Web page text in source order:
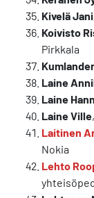
Kivelä Jani
Koivisto
Pirkkala
Laine
Laine
Laine Ville
Laitinen
Nokia
Lehto